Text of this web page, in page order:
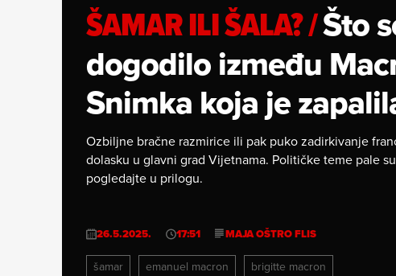
ŠAMAR ILI ŠALA?/Što
dogodilo između
Snimka koja je
Ozbiljne bračne razmirice ili pak puko zadirkivanje
dolasku u glavni grad Vijetnama. Političke teme pale
pogledajte u prilogu.
26.5.2025. 17:51 MAJA OŠTRO FLIS
šamar emanuel macron brigitte macron